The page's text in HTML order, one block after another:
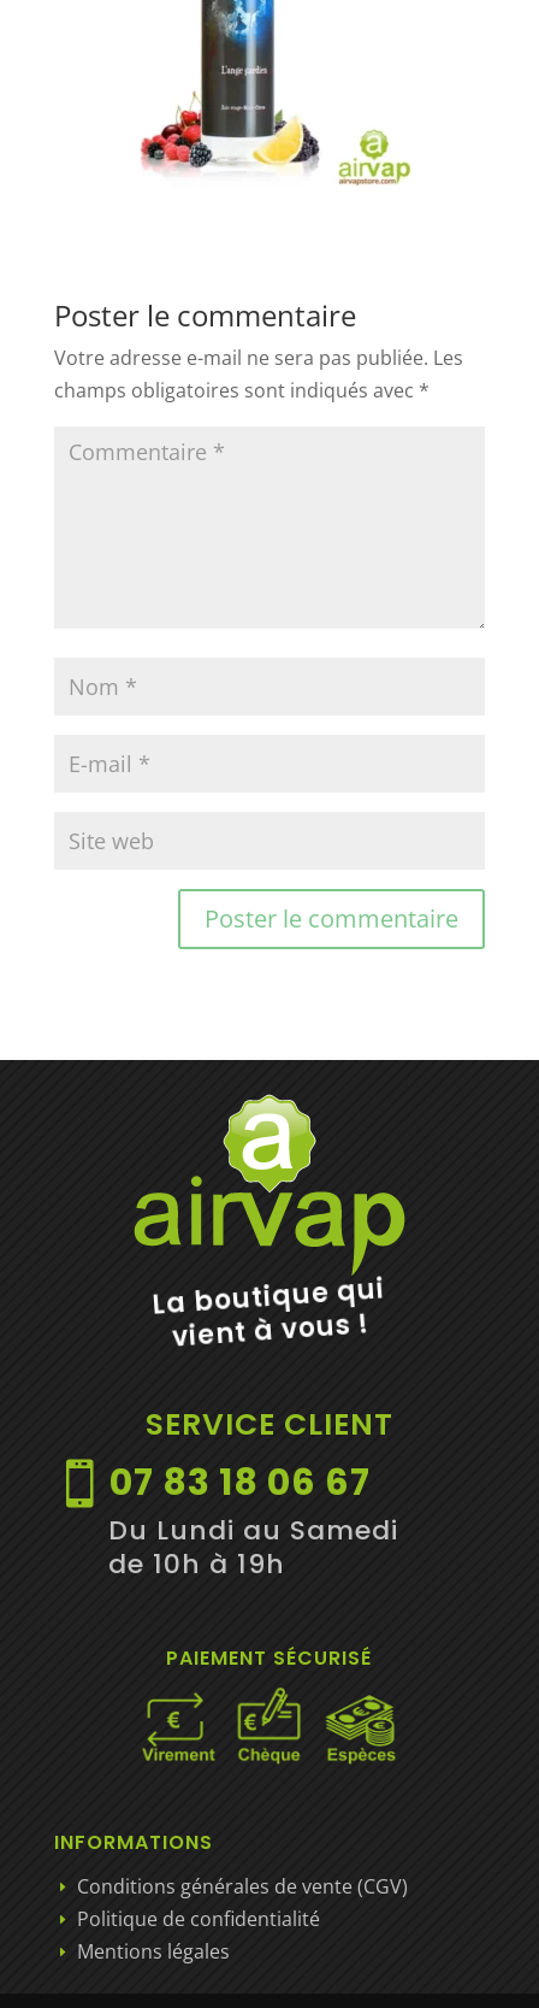
Poster le commentaire
Votre adresse e-mail ne sera pas publiée. Les
champs obligatoires sont indiqués avec *
La boutique qui
vient à vous !
SERVICE CLIENT
 07 83 18 06 67
Du Lundi au Samedi
de 10h à 19h
PAIEMENT SÉCURISÉ
INFORMATIONS
E Conditions générales de vente (CGV)
E Politique de confidentialité
E Mentions légales